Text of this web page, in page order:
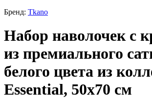
Бренд: Tkano
Набор наволочек c
из премиального
белого цвета из
Essential, 50х70 см